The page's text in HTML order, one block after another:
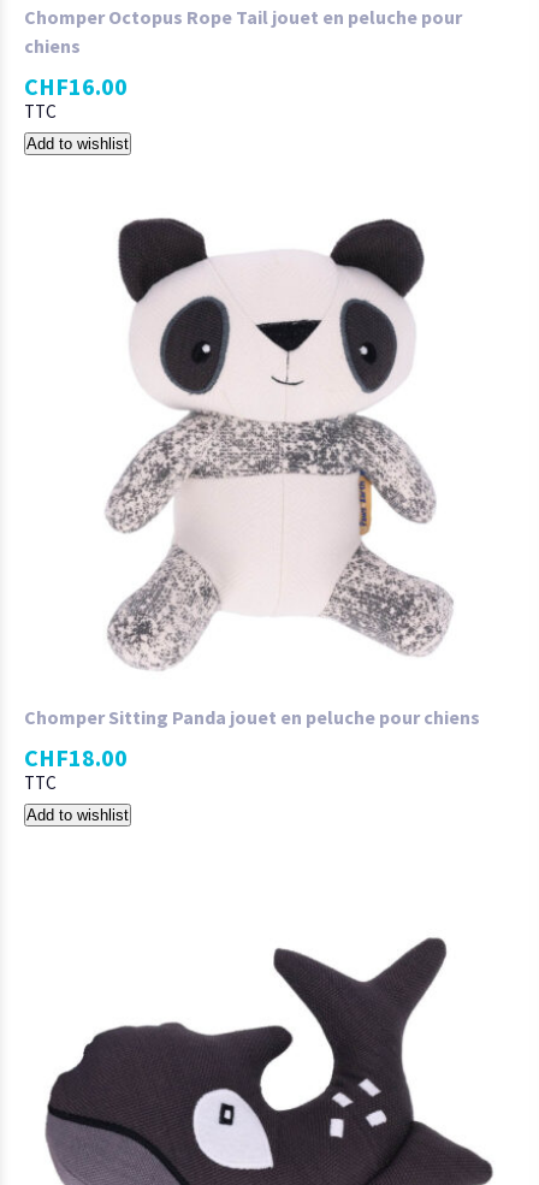
Chomper Octopus Rope Tail jouet en peluche pour
chiens
CHF16.00
TTC
Add to wishlist
Chomper Sitting Panda jouet en peluche pour chiens
CHF18.00
TTC
Add to wishlist